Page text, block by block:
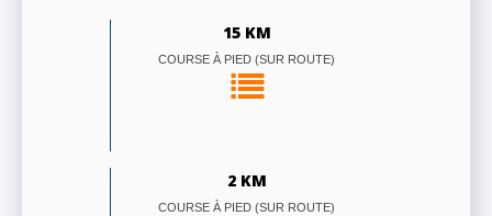
15 KM
COURSE À PIED (SUR ROUTE)
2 KM
COURSE À PIED (SUR ROUTE)